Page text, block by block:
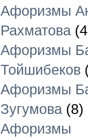
Афоризмы
Рахматова
Афоризмы
Тойшибеков
Афоризмы
Зугумова (8)
Афоризмы